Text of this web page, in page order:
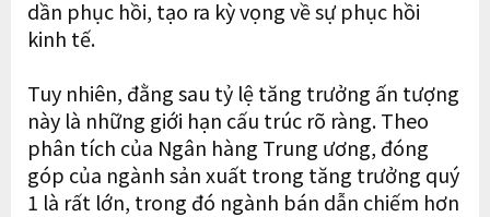
dần phục hồi, tạo ra kỳ vọng về sự phục hồi
kinh tế.
Tuy nhiên, đằng sau tỷ lệ tăng trưởng ấn tượng
này là những giới hạn cấu trúc rõ ràng. Theo
phân tích của Ngân hàng Trung ương, đóng
góp của ngành sản xuất trong tăng trưởng quý
1 là rất lớn, trong đó ngành bán dẫn chiếm hơn